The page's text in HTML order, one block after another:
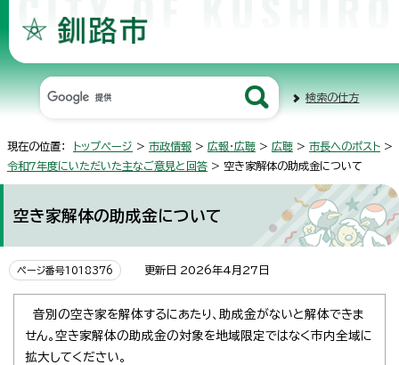
検索の仕方
現在の位置： トップページ > 市政情報 > 広報・広聴 > 広聴 > 市長へのポスト >
令和7年度にいただいた主なご意見と回答 > 空き家解体の助成金について
空き家解体の助成金について
ページ番号1018376 更新日 2026年4月27日
音別の空き家を解体するにあたり、助成金がないと解体できま
せん。空き家解体の助成金の対象を地域限定ではなく市内全域に
拡大してください。